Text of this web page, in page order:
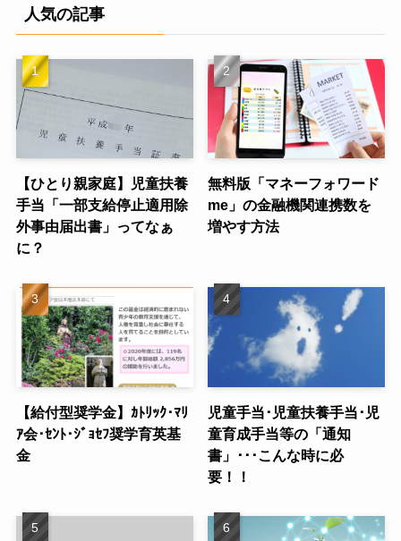
人気の記事
【ひとり親家庭】児童扶養
手当「一部支給停止適用除
外事由届出書」ってなぁ
に？
無料版「マネーフォワード
me」の金融機関連携数を
増やす方法
【給付型奨学金】ｶﾄﾘｯｸ･ﾏﾘ
ｱ会･ｾﾝﾄ･ｼﾞｮｾﾌ奨学育英基
金
児童手当･児童扶養手当･児
童育成手当等の「通知
書」･･･こんな時に必
要！！